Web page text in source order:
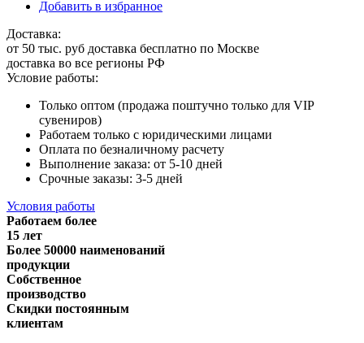
Добавить в избранное
Доставка:
от 50 тыс. руб доставка бесплатно по Москве
доставка во все регионы РФ
Условие работы:
Только оптом (продажа поштучно только для VIP
сувениров)
Работаем только с юридическими лицами
Оплата по безналичному расчету
Выполнение заказа: от 5-10 дней
Срочные заказы: 3-5 дней
Условия работы
Работаем более
15 лет
Более 50000 наименований
продукции
Собственное
производство
Скидки постоянным
клиентам